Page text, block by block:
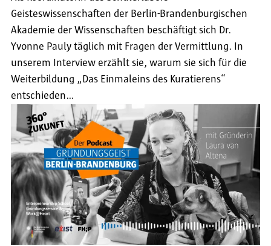
Geisteswissenschaften der Berlin-Brandenburgischen
Akademie der Wissenschaften beschäftigt sich Dr.
Yvonne Pauly täglich mit Fragen der Vermittlung. In
unserem Interview erzählt sie, warum sie sich für die
Weiterbildung „Das Einmaleins des Kuratierens“
entschieden…